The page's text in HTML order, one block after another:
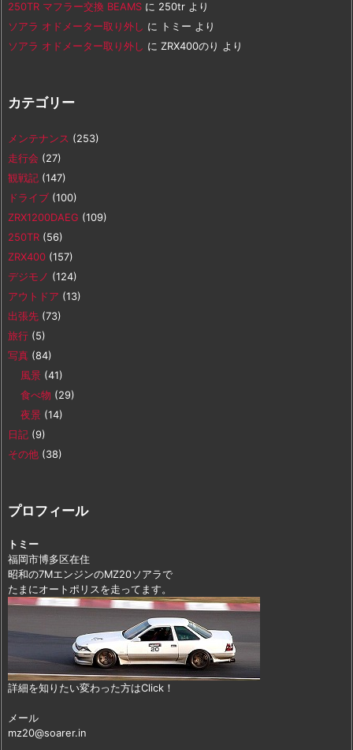
250TR マフラー交換 BEAMS に 250tr より
ソアラ オドメーター取り外し に トミー より
ソアラ オドメーター取り外し に ZRX400のり より
カテゴリー
メンテナンス (253)
走行会 (27)
観戦記 (147)
ドライブ (100)
ZRX1200DAEG (109)
250TR (56)
ZRX400 (157)
デジモノ (124)
アウトドア (13)
出張先 (73)
旅行 (5)
写真 (84)
風景 (41)
食べ物 (29)
夜景 (14)
日記 (9)
その他 (38)
プロフィール
トミー
福岡市博多区在住
昭和の7MエンジンのMZ20ソアラで
たまにオートポリスを走ってます。
詳細を知りたい変わった方はClick！
メール
mz20@soarer.in